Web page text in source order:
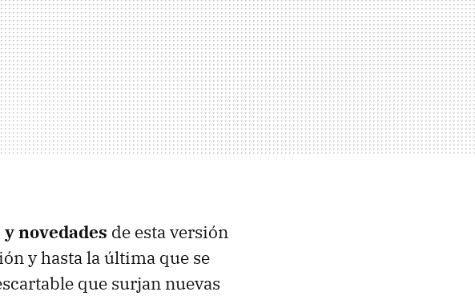
novedades de esta versión
y hasta la última que se
que surjan nuevas